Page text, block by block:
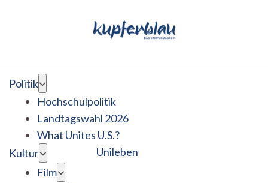
Politik
Hochschulpolitik
Landtagswahl 2026
What Unites U.S.?
Kultur
Film
Unileben